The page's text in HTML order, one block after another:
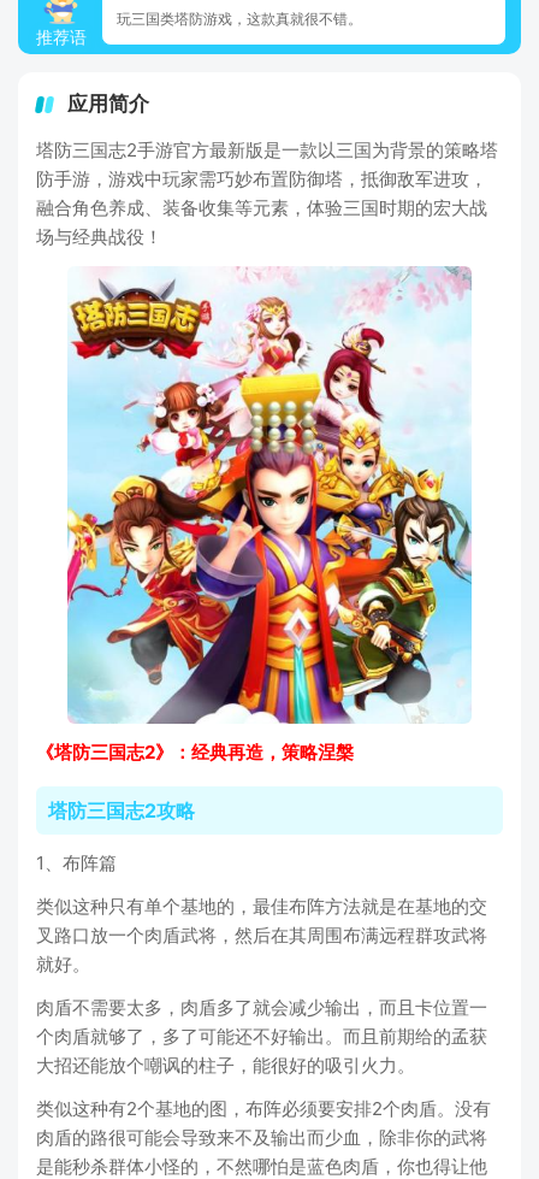
推荐语
玩三国类塔防游戏，这款真就很不错。
应用简介
塔防三国志2手游官方最新版是一款以三国为背景的策略塔
防手游，游戏中玩家需巧妙布置防御塔，抵御敌军进攻，
融合角色养成、装备收集等元素，体验三国时期的宏大战
场与经典战役！
《塔防三国志2》：经典再造，策略涅槃
塔防三国志2攻略
1、布阵篇
类似这种只有单个基地的，最佳布阵方法就是在基地的交
叉路口放一个肉盾武将，然后在其周围布满远程群攻武将
就好。
肉盾不需要太多，肉盾多了就会减少输出，而且卡位置一
个肉盾就够了，多了可能还不好输出。而且前期给的孟获
大招还能放个嘲讽的柱子，能很好的吸引火力。
类似这种有2个基地的图，布阵必须要安排2个肉盾。没有
肉盾的路很可能会导致来不及输出而少血，除非你的武将
是能秒杀群体小怪的，不然哪怕是蓝色肉盾，你也得让他